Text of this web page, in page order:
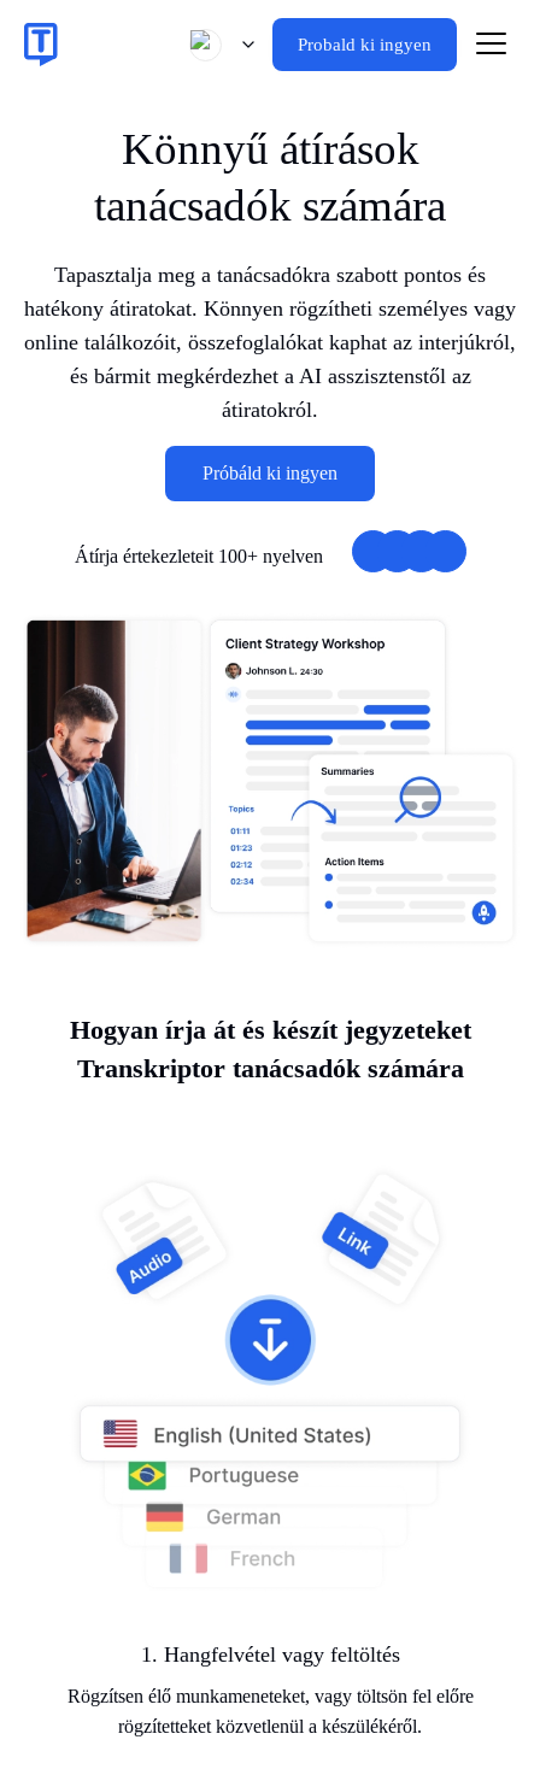
Probald ki ingyen
Könnyű átírások
tanácsadók számára
Tapasztalja meg a tanácsadókra szabott pontos és
hatékony átiratokat. Könnyen rögzítheti személyes vagy
online találkozóit, összefoglalókat kaphat az interjúkról,
és bármit megkérdezhet a AI asszisztenstől az
átiratokról.
Próbáld ki ingyen
Átírja értekezleteit 100+ nyelven
Hogyan írja át és készít jegyzeteket
Transkriptor tanácsadók számára
1. Hangfelvétel vagy feltöltés
Rögzítsen élő munkameneteket, vagy töltsön fel előre
rögzítetteket közvetlenül a készülékéről.